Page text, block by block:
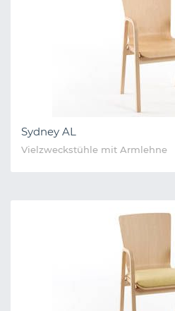
Sydney AL
Vielzweckstühle mit Armlehne